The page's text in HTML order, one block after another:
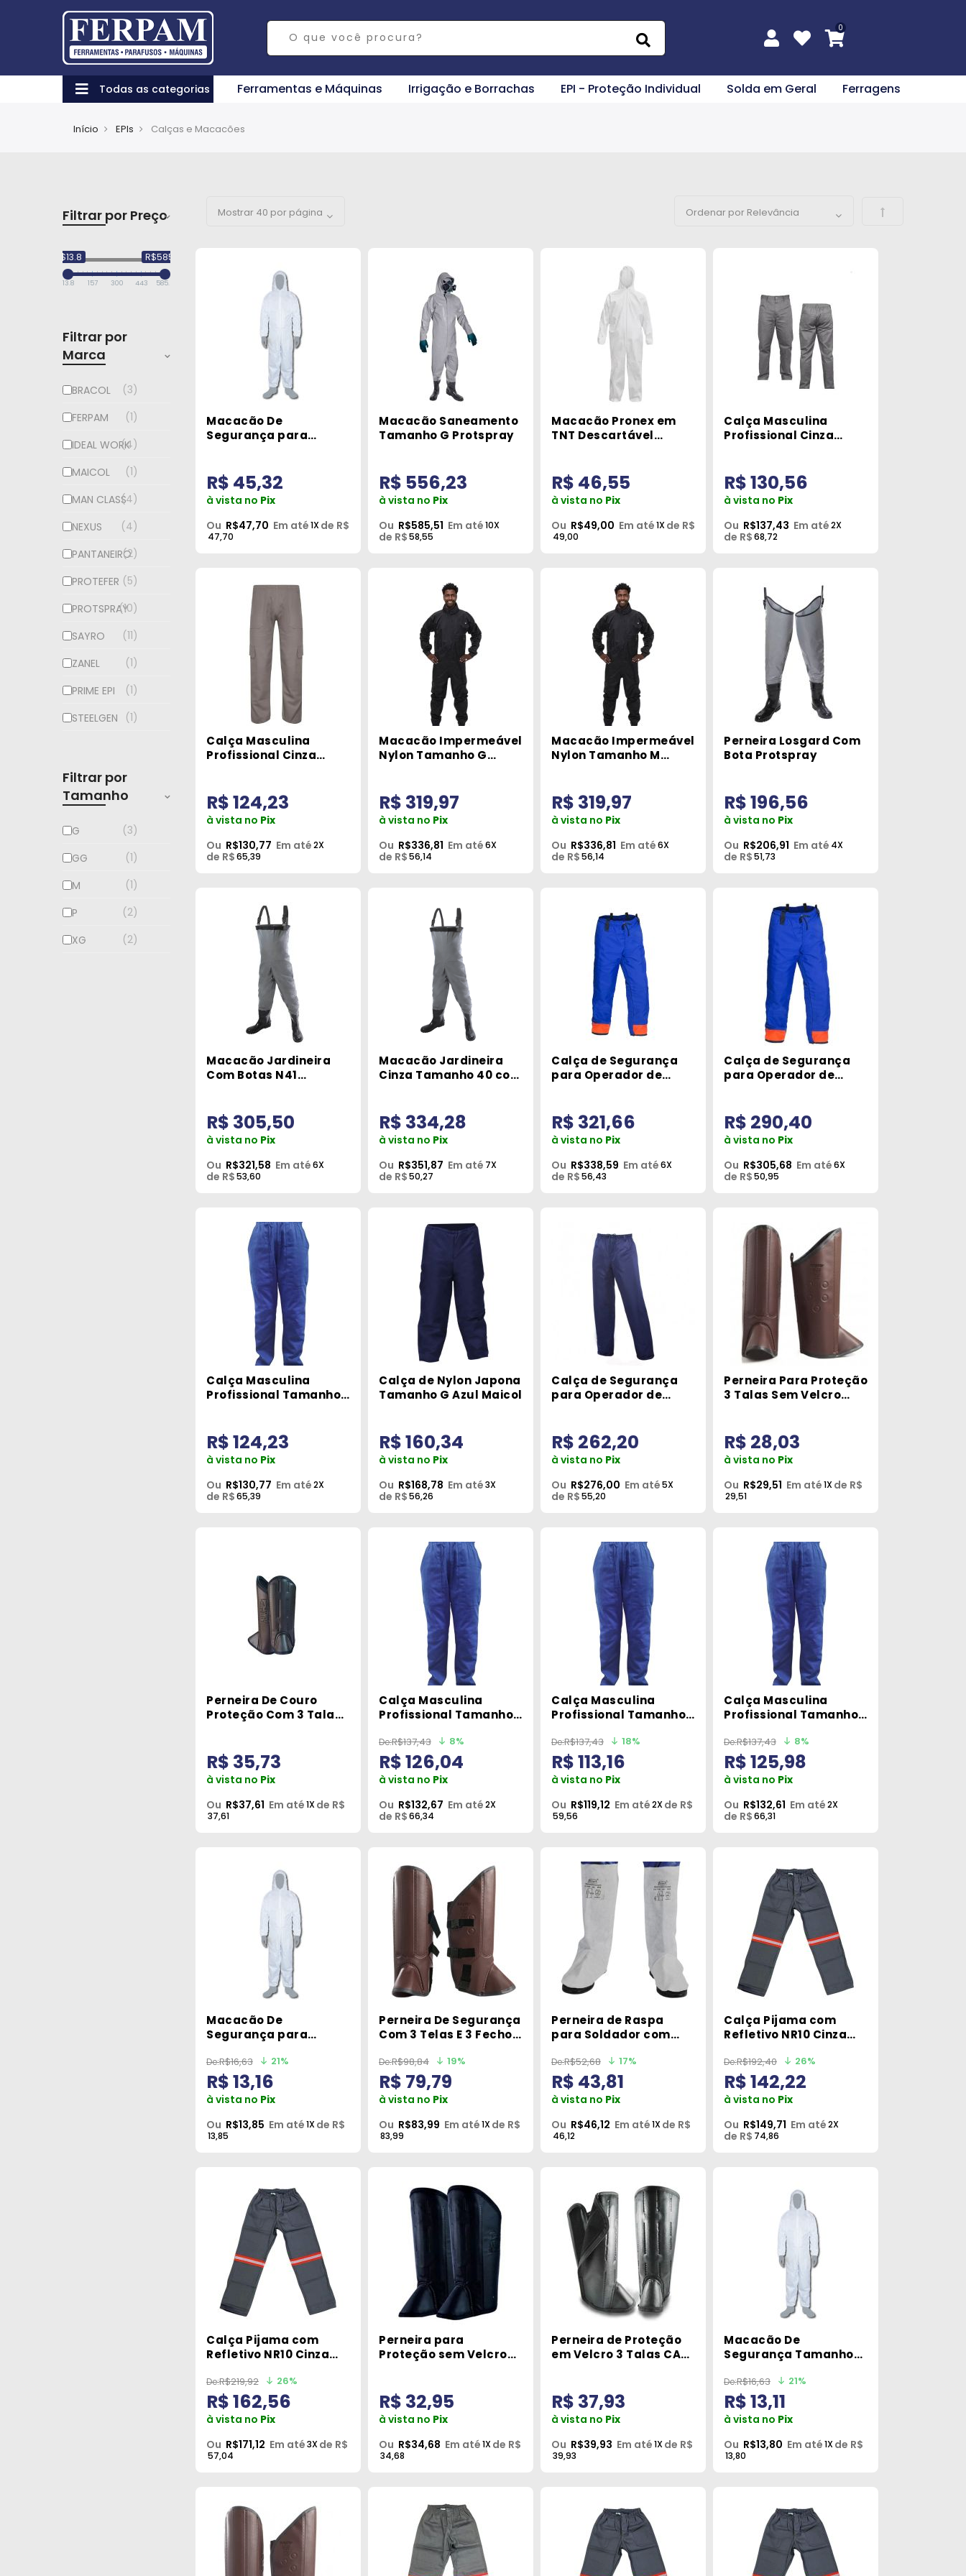
Todas as categorias Ferramentas e Máquinas Irrigação e Borrachas EPI - Proteção Individual Solda em Geral Ferragens
Início EPIs Calças e Macacões
Definir Direção
Macacão De
Segurança para
R$ 45,32
à vista no Pix
Ou R$47,70 Em até1X de R$
47,70
Macacão Saneamento
Tamanho G Protspray
R$ 556,23
à vista no Pix
Ou R$585,51 Em até10X
de R$58,55
Macacão Pronex em
TNT Descartável
R$ 46,55
à vista no Pix
Ou R$49,00 Em até1X de R$
49,00
Calça Masculina
Profissional Cinza
R$ 130,56
à vista no Pix
Ou R$137,43 Em até2X
de R$68,72
Calça Masculina
Profissional Cinza
R$ 124,23
à vista no Pix
Ou R$130,77 Em até2X
de R$65,39
Macacão Impermeável
Nylon Tamanho G
R$ 319,97
à vista no Pix
Ou R$336,81 Em até6X
de R$56,14
Macacão Impermeável
Nylon Tamanho M
R$ 319,97
à vista no Pix
Ou R$336,81 Em até6X
de R$56,14
Perneira Losgard Com
Bota Protspray
R$ 196,56
à vista no Pix
Ou R$206,91 Em até 4X
de R$51,73
Macacão Jardineira
Com Botas N41
R$ 305,50
à vista no Pix
Ou R$321,58 Em até6X
de R$53,60
Macacão Jardineira
Cinza Tamanho 40 com
R$ 334,28
à vista no Pix
Ou R$351,87 Em até 7X
de R$50,27
Calça de Segurança
para Operador de
R$ 321,66
à vista no Pix
Ou R$338,59 Em até6X
de R$56,43
Calça de Segurança
para Operador de
R$ 290,40
à vista no Pix
Ou R$305,68 Em até6X
de R$50,95
Calça Masculina
Profissional Tamanho
R$ 124,23
à vista no Pix
Ou R$130,77 Em até2X
de R$65,39
Calça de Nylon Japona
Tamanho G Azul Maicol
R$ 160,34
à vista no Pix
Ou R$168,78 Em até3X
de R$56,26
Calça de Segurança
para Operador de
R$ 262,20
à vista no Pix
Ou R$276,00 Em até5X
de R$55,20
Perneira Para Proteção
3 Talas Sem Velcro
R$ 28,03
à vista no Pix
Ou R$29,51 Em até1X de R$
29,51
Perneira De Couro
Proteção Com 3 Talas
R$ 35,73
à vista no Pix
Ou R$37,61 Em até1X de R$
37,61
Calça Masculina
Profissional Tamanho
R$137,43 8%
R$ 126,04
à vista no Pix
Ou R$132,67 Em até2X
de R$66,34
Calça Masculina
Profissional Tamanho
R$137,43 18%
R$ 113,16
à vista no Pix
Ou R$119,12 Em até2X de R$
59,56
Calça Masculina
Profissional Tamanho
R$137,43 8%
R$ 125,98
à vista no Pix
Ou R$132,61 Em até2X
de R$66,31
Macacão De
Segurança para
Protspray
R$16,63 21%
R$ 13,16
à vista no Pix
Ou R$13,85 Em até1X de R$
13,85
Perneira De Segurança
Com 3 Telas E 3 Fechos
R$98,84 19%
R$ 79,79
à vista no Pix
Ou R$83,99 Em até1X de R$
83,99
Perneira de Raspa
para Soldador com
R$52,68 17%
R$ 43,81
à vista no Pix
Ou R$46,12 Em até1X de R$
46,12
Calça Pijama com
Refletivo NR10 Cinza
R$192,40 26%
R$ 142,22
à vista no Pix
Ou R$149,71 Em até2X
de R$ 74,86
Calça Pijama com
Refletivo NR10 Cinza
R$219,92 26%
R$ 162,56
à vista no Pix
Ou R$171,12 Em até3X de R$
57,04
Perneira para
Proteção sem Velcro
R$ 32,95
à vista no Pix
Ou R$34,68 Em até1X de R$
34,68
Perneira de Proteção
em Velcro 3 Talas CA
R$ 37,93
à vista no Pix
Ou R$39,93 Em até1X de R$
39,93
Macacão De
Segurança Tamanho
R$16,63 21%
R$ 13,11
à vista no Pix
Ou R$13,80 Em até1X de R$
13,80
Filtrar por Preço
R$13.8 R$585.51
13.8 157 300 443 585.51
Filtrar por
Marca
BRACOL
3
FERPAM
1
IDEAL WORK4
MAICOL
1
MAN CLASS4
NEXUS
4
PANTANEIRO2
PROTEFER
5
PROTSPRAY10
SAYRO
11
ZANEL
1
PRIME EPI
1
STEELGEN
1
Filtrar por
Tamanho
G
3
GG
1
M
1
P
2
XG
2